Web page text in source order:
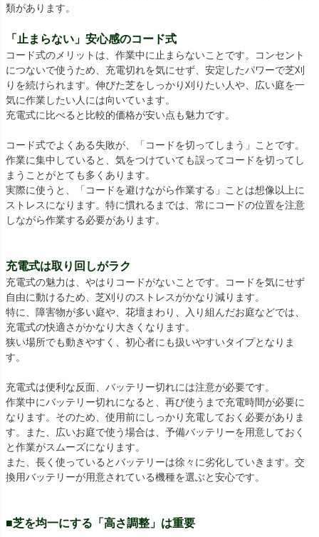
類があります。
「止まらない」安心感のコード式
コード式のメリットは、作業中に止まらないことです。コンセント
につないで使うため、充電切れを気にせず、安定したパワーで芝刈
りを続けられます。伸びた芝をしっかり刈りたい人や、広い庭を一
気に作業したい人には向いています。
充電式に比べると比較的価格が安い点も魅力です。
コード式でよくある失敗が、「コードを切ってしまう」ことです。
作業に集中していると、気をつけていても誤ってコードを切ってし
まうことがとても多くあります。
実際に使うと、「コードを避けながら作業する」ことは想像以上に
ストレスになります。特に慣れるまでは、常にコードの位置を注意
しながら作業する必要があります。
充電式は取り回しがラク
充電式の魅力は、やはりコードがないことです。コードを気にせず
自由に動けるため、芝刈りのストレスがかなり減ります。
特に、障害物が多い庭や、花壇まわり、入り組んだお庭などでは、
充電式の快適さがかなり大きくなります。
狭い場所でも動きやすく、初心者にも扱いやすいタイプとなりま
す。
充電式は便利な反面、バッテリー切れには注意が必要です。
作業中にバッテリー切れになると、再び使うまで充電時間が必要に
なります。そのため、使用前にしっかり充電しておく必要がありま
す。また、広いお庭で使う場合は、予備バッテリーを用意しておく
と作業がスムーズになります。
また、長く使っているとバッテリーは徐々に劣化していきます。交
換用バッテリーが用意されている機種を選ぶと安心です。
■芝を均一にする「高さ調整」は重要